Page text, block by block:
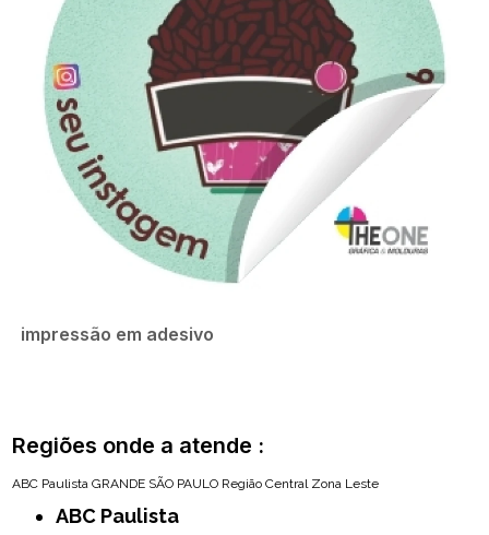
impressão em adesivo
Regiões onde a atende :
ABC Paulista GRANDE SÃO PAULO Região Central Zona Leste
ABC Paulista